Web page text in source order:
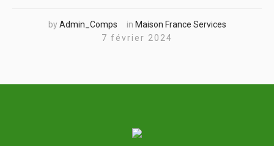
byAdmin_Comps in Maison France Services
7 février 2024